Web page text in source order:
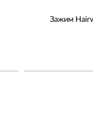
Зажим